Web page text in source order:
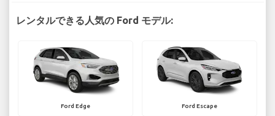
レンタルできる人気の Ford モデル:
Ford Edge Ford Escape